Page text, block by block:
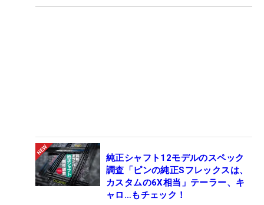
純正シャフト12モデルのスペック
調査「ピンの純正Sフレックスは、
カスタムの6X相当」テーラー、キ
ャロ…もチェック！